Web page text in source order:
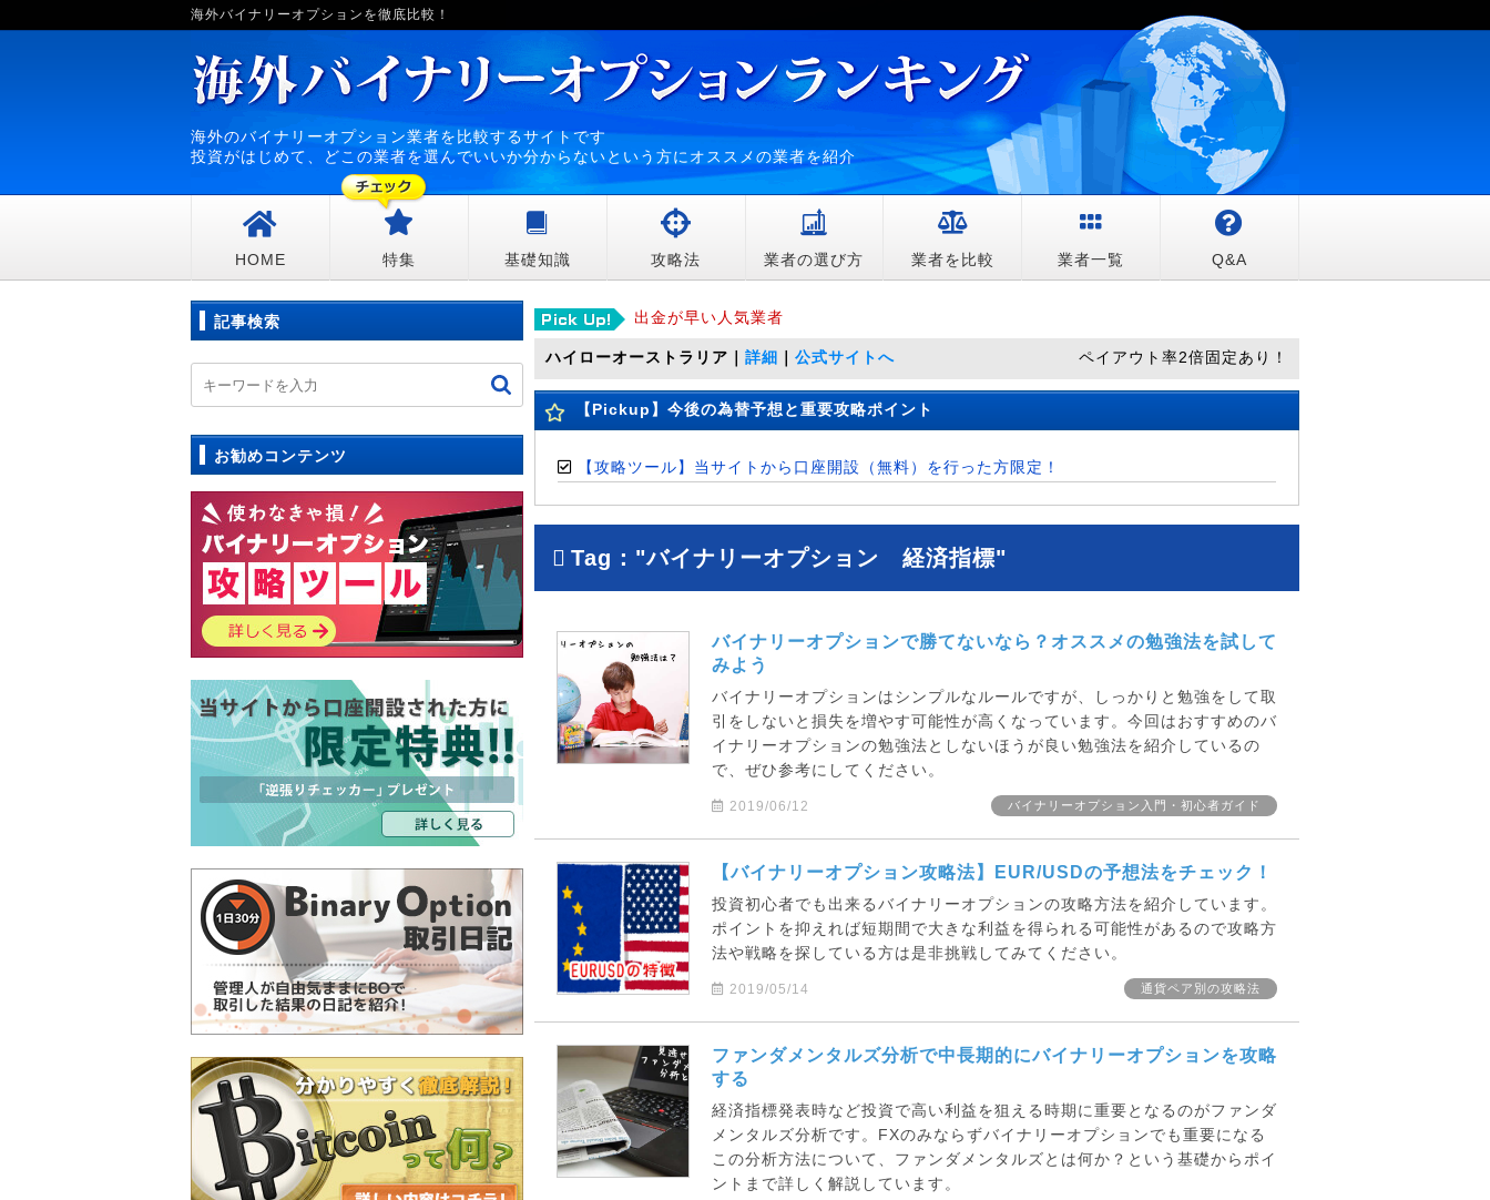
海外バイナリーオプションを徹底比較！
海外のバイナリーオプション業者を比較するサイトです
投資がはじめて、どこの業者を選んでいいか分からないという方にオススメの業者を紹介
HOME 特集 基礎知識 攻略法 業者の選び方 業者を比較 業者一覧 Q&A
出金が早い人気業者
ハイローオーストラリア 詳細 公式サイトへ ペイアウト率2倍固定あり！
【Pickup】今後の為替予想と重要攻略ポイント
【攻略ツール】当サイトから口座開設（無料）を行った方限定！
Tag："バイナリーオプション 経済指標"
バイナリーオプションで勝てないなら？オススメの勉強法を試して
みよう
バイナリーオプションはシンプルなルールですが、しっかりと勉強をして取
引をしないと損失を増やす可能性が高くなっています。今回はおすすめのバ
イナリーオプションの勉強法としないほうが良い勉強法を紹介しているの
で、ぜひ参考にしてください。
2019/06/12 バイナリーオプション入門・初心者ガイド
【バイナリーオプション攻略法】EUR/USDの予想法をチェック！
投資初心者でも出来るバイナリーオプションの攻略方法を紹介しています。
ポイントを抑えれば短期間で大きな利益を得られる可能性があるので攻略方
法や戦略を探している方は是非挑戦してみてください。
2019/05/14 通貨ペア別の攻略法
ファンダメンタルズ分析で中長期的にバイナリーオプションを攻略
する
経済指標発表時など投資で高い利益を狙える時期に重要となるのがファンダ
メンタルズ分析です。FXのみならずバイナリーオプションでも重要になる
この分析方法について、ファンダメンタルズとは何か？という基礎からポイ
ントまで詳しく解説しています。
記事検索
お勧めコンテンツ